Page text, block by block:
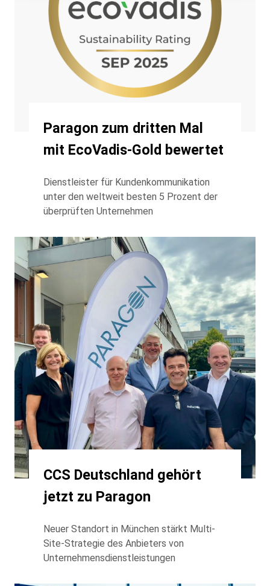
Paragon zum dritten Mal
mit EcoVadis-Gold bewertet
Dienstleister für Kundenkommunikation
unter den weltweit besten 5 Prozent der
überprüften Unternehmen
CCS Deutschland gehört
jetzt zu Paragon
Neuer Standort in München stärkt Multi-
Site-Strategie des Anbieters von
Unternehmensdienstleistungen